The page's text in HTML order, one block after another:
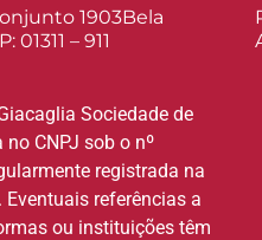
1903Bela
01311 – 911
Sociedade de
CNPJ sob o nº
registrada na
Eventuais referências a
ou instituições têm